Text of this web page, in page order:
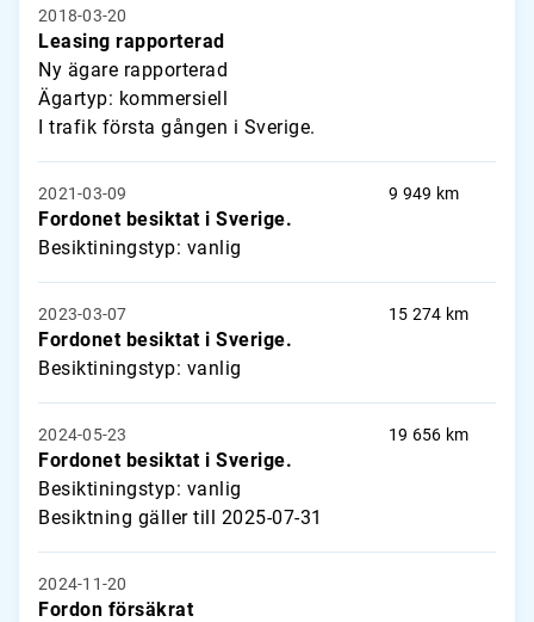
2018-03-20
Leasing rapporterad
Ny ägare rapporterad
Ägartyp: kommersiell
I trafik första gången i Sverige.
2021-03-09
Fordonet besiktat i Sverige.
Besiktiningstyp: vanlig
9 949 km
2023-03-07
Fordonet besiktat i Sverige.
Besiktiningstyp: vanlig
15 274 km
2024-05-23
Fordonet besiktat i Sverige.
Besiktiningstyp: vanlig
Besiktning gäller till 2025-07-31
19 656 km
2024-11-20
Fordon försäkrat